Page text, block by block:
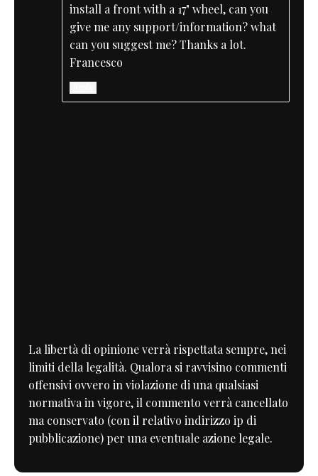
install a front with a 17" wheel, can you
give me any support/information? what
can you suggest me? Thanks a lot.
Francesco
La libertà di opinione verrà rispettata sempre, nei
limiti della legalità. Qualora si ravvisino commenti
offensivi ovvero in violazione di una qualsiasi
normativa in vigore, il commento verrà cancellato
ma conservato (con il relativo indirizzo ip di
pubblicazione) per una eventuale azione legale.